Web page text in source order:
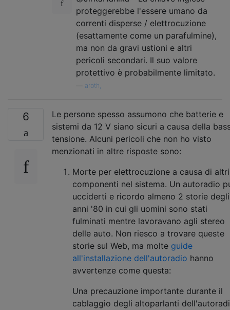
proteggerebbe l'essere umano da
correnti disperse / elettrocuzione
(esattamente come un parafulmine),
ma non da gravi ustioni e altri
pericoli secondari. Il suo valore
protettivo è probabilmente limitato.
aroth,
6
Le persone spesso assumono che batterie e
sistemi da 12 V siano sicuri a causa della
tensione. Alcuni pericoli che non ho visto
menzionati in altre risposte sono:
Morte per elettrocuzione a causa di altri
componenti nel sistema. Un autoradio
ucciderti e ricordo almeno 2 storie degli
anni '80 in cui gli uomini sono stati
fulminati mentre lavoravano agli stereo
delle auto. Non riesco a trovare queste
storie sul Web, ma molte guide
all'installazione dell'autoradio hanno
avvertenze come questa:
Una precauzione importante durante il
cablaggio degli altoparlanti